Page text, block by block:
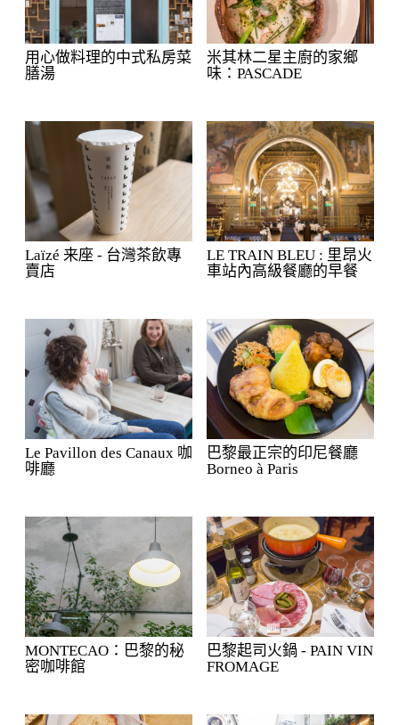
用心做料理的中式私房菜
膳湯
米其林二星主廚的家鄉
味：PASCADE
laïzé 来座 - 台灣茶飲專
賣店
LE TRAIN BLEU : 里昂火
車站內高級餐廳的早餐
Le Pavillon des Canaux 咖
啡廳
巴黎最正宗的印尼餐廳
Borneo à Paris
MONTECAO：巴黎的秘
密咖啡館
巴黎起司火鍋 - PAIN VIN
FROMAGE